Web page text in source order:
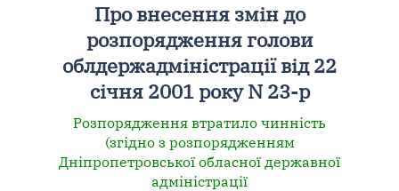
Про внесення змін до
розпорядження голови
облдержадміністрації від 22
січня 2001 року N 23-р
Розпорядження втратило чинність
(згідно з розпорядженням
Дніпропетровської обласної державної
адміністрації